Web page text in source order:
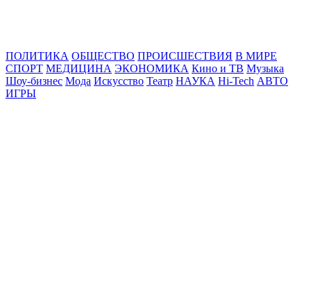
ПОЛИТИКА ОБЩЕСТВО ПРОИСШЕСТВИЯ В МИРЕ
СПОРТ МЕДИЦИНА ЭКОНОМИКА Кино и ТВ Музыка
Шоу-бизнес Мода Искусство Театр НАУКА Hi-Tech АВТО
ИГРЫ